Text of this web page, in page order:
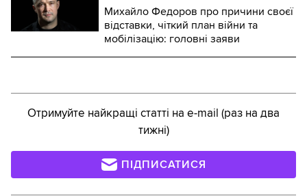
Михайло Федоров про причини своєї
відставки, чіткий план війни та
мобілізацію: головні заяви
Отримуйте найкращі статті на e-mail (раз на два
тижні)
ПІДПИСАТИСЯ